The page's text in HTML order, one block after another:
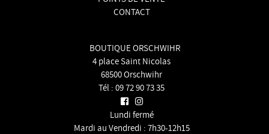
CONTACT
BOUTIQUE ORSCHWIHR
4 place Saint Nicolas
68500 Orschwihr
Tél : 09 72 90 73 35
Lundi fermé
Mardi au Vendredi : 7h30-12h15